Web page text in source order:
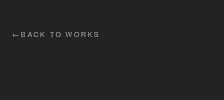
BACK TO WORKS